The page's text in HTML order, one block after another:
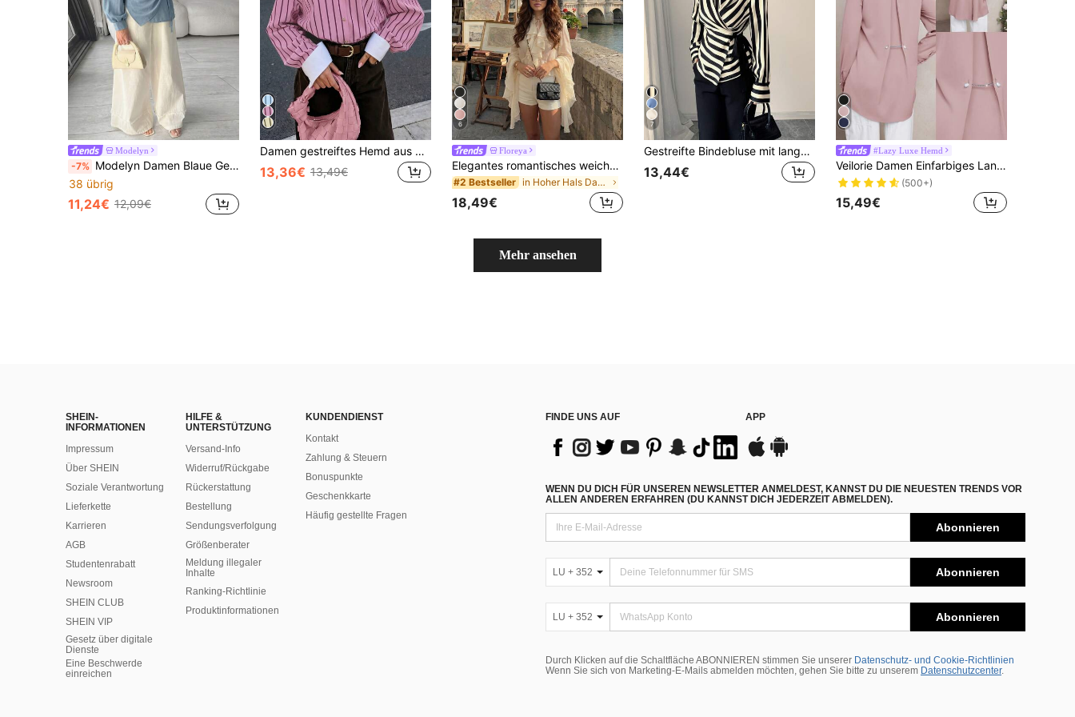
Modelyn
-7% Modelyn Damen Blaue Gewebe Langarm Taillierte Knopfleiste Elegante Lässig Bluse, Frühling/Sommer
38 übrig
11,24€ 12,09€
Damen gestreiftes Hemd aus gewebtem Stoff mit Kontrast-Kragen, geeignet für den täglichen Büroalltag im Frühling und Sommer, Pink
13,36€ 13,49€
6
Floreya
Elegantes romantisches weiches Damen-Top mit hohem Kragen und Rüschen, schick & elegant für Alltag, Date und Urlaub im Herbst
#2 Bestseller in Hoher Hals Damen Oberteile, Blusen & T-Shirts
18,49€
7
Gestreifte Bindebluse mit langen Ärmeln, elegante Damen Langarm Bluse für den Sommer
13,44€
#Lazy Luxe Hemd
Veilorie Damen Einfarbiges Langarm Einzelreiher Lässig Bürohemd
(500+)
15,49€
Mehr ansehen
SHEIN-
INFORMATIONEN
Impressum
Über SHEIN
Soziale Verantwortung
Lieferkette
Karrieren
AGB
Studentenrabatt
Newsroom
SHEIN CLUB
SHEIN VIP
Gesetz über digitale
Dienste
Eine Beschwerde
einreichen
HILFE &
UNTERSTÜTZUNG
Versand-Info
Widerruf/Rückgabe
Rückerstattung
Bestellung
Sendungsverfolgung
Größenberater
Meldung illegaler
Inhalte
Ranking-Richtlinie
​Produktinformationen
KUNDENDIENST
Kontakt
Zahlung & Steuern
Bonuspunkte
Geschenkkarte
Häufig gestellte Fragen
FINDE UNS AUF APP
WENN DU DICH FÜR UNSEREN NEWSLETTER ANMELDEST, KANNST DU DIE NEUESTEN TRENDS VOR
ALLEN ANDEREN ERFAHREN (DU KANNST DICH JEDERZEIT ABMELDEN).
Abonnieren
LU + 352 Abonnieren
LU + 352 Abonnieren
Durch Klicken auf die Schaltfläche ABONNIEREN stimmen Sie unserer Datenschutz- und Cookie-Richtlinien
Wenn Sie sich von Marketing-E-Mails abmelden möchten, gehen Sie bitte zu unserem Datenschutzcenter.